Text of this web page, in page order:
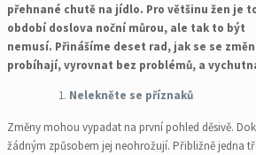
přehnané chutě na jídlo. Pro většinu žen je
období doslova noční můrou, ale tak to být
nemusí. Přinášíme deset rad, jak se se
probíhají, vyrovnat bez problémů, a
Nelekněte se příznaků
Změny mohou vypadat na první pohled děsivě.
žádným způsobem jej neohrožují. Přibližně jedna